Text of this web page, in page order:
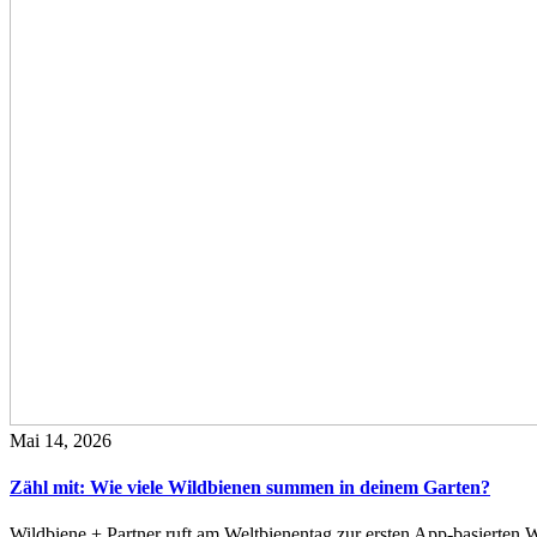
Mai 14, 2026
Zähl mit: Wie viele Wildbienen summen in deinem Garten?